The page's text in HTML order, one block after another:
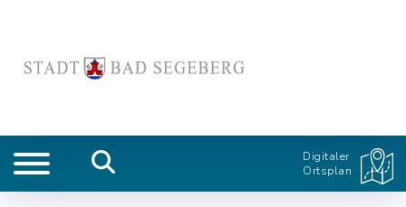
Digitaler
Ortsplan